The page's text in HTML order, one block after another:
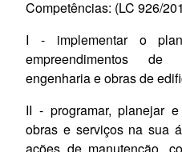
Competências: (LC 926/
I -
implementar
o
empreendimentos
engenharia e obras de
II - programar, planejar
obras e serviços na sua